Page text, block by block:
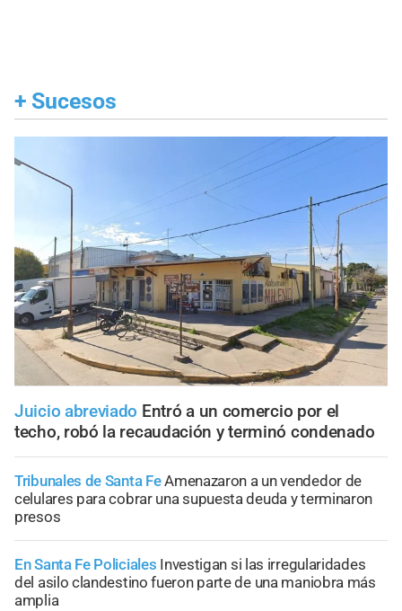
+ Sucesos
Juicio abreviado Entró a un comercio por el
techo, robó la recaudación y terminó condenado
Tribunales de Santa FeAmenazaron a un vendedor de
celulares para cobrar una supuesta deuda y terminaron
presos
En Santa Fe Policiales Investigan si las irregularidades
del asilo clandestino fueron parte de una maniobra más
amplia